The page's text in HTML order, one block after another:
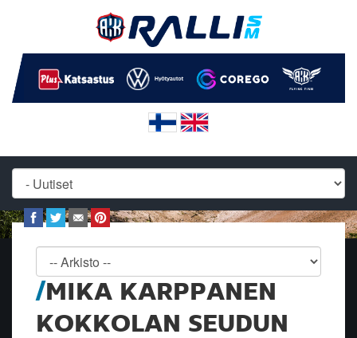
MIKA KARPPANEN
KOKKOLAN SEUDUN